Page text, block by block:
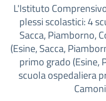
L'Istituto
plessi scolastici: 4
Sacca, Piamborno,
(Esine, Sacca,
primo grado (Esine,
scuola ospedaliera